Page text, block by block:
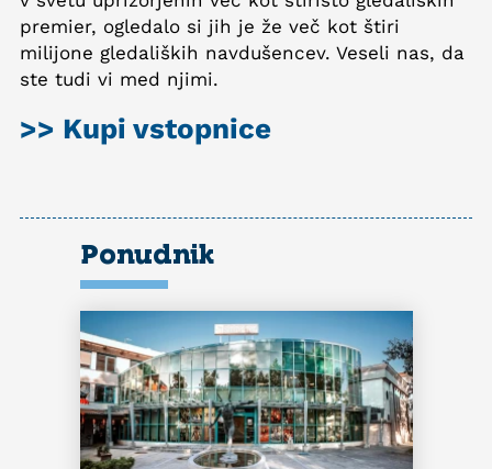
premier, ogledalo si jih je že več kot štiri
milijone gledaliških navdušencev. Veseli nas, da
ste tudi vi med njimi.
>> Kupi vstopnice
Ponudnik